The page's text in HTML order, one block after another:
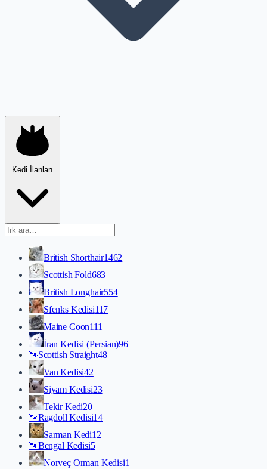
Kedi İlanları
British Shorthair1462
Scottish Fold683
British Longhair554
Sfenks Kedisi117
Maine Coon111
İran Kedisi (Persian)96
🐾Scottish Straight48
Van Kedisi42
Siyam Kedisi23
Tekir Kedi20
🐾Ragdoll Kedisi14
Sarman Kedi12
🐾Bengal Kedisi5
Norveç Orman Kedisi1